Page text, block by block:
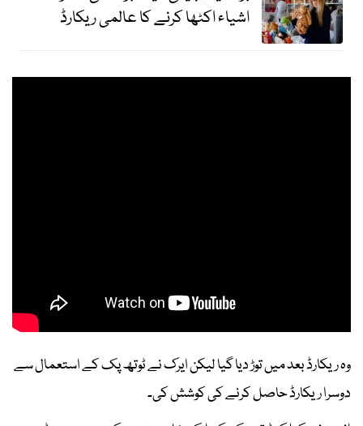
اشیاء اکٹھا کرنے کا عالمی ریکارڈ
وہ ریکارڈ بعد میں توڑ دیا گیا لیکن ایرک نے ٹوتھ پک کے استعمال سے
دوسرا ریکارڈ حاصل کرنے کی کوشش کی۔